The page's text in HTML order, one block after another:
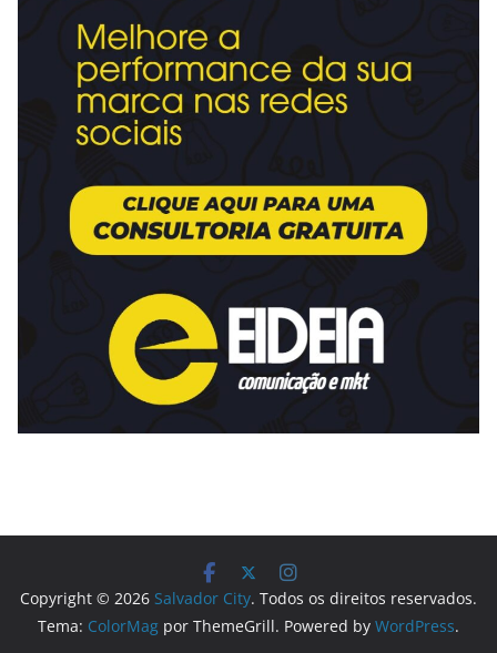
Copyright © 2026 Salvador City. Todos os direitos reservados.
Tema: ColorMag por ThemeGrill. Powered by WordPress.